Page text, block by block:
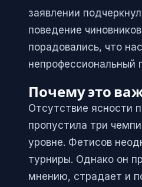
заявлении
поведение
порадовались, что
непрофессиональный
Почему это
Отсутствие ясности
пропустила три
уровне. Фетисов
турниры. Однако он
мнению, страдает и